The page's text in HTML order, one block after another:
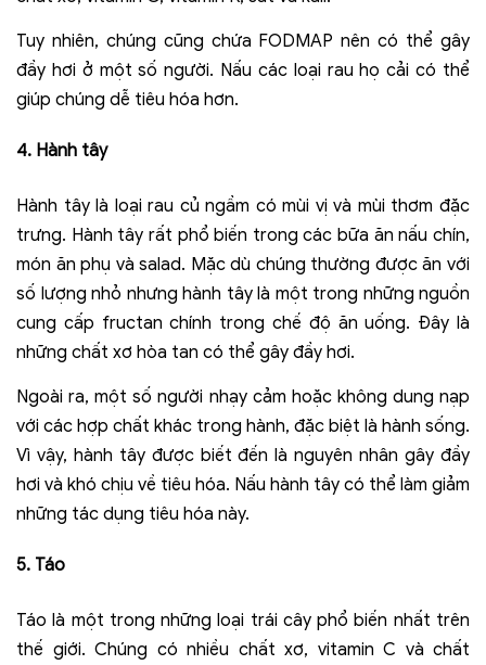
Tuy nhiên, chúng cũng chứa FODMAP nên có thể gây
đầy hơi ở một số người. Nấu các loại rau họ cải có thể
giúp chúng dễ tiêu hóa hơn.
4. Hành tây
Hành tây là loại rau củ ngầm có mùi vị và mùi thơm đặc
trưng. Hành tây rất phổ biến trong các bữa ăn nấu chín,
món ăn phụ và salad. Mặc dù chúng thường được ăn với
số lượng nhỏ nhưng hành tây là một trong những nguồn
cung cấp fructan chính trong chế độ ăn uống. Đây là
những chất xơ hòa tan có thể gây đầy hơi.
Ngoài ra, một số người nhạy cảm hoặc không dung nạp
với các hợp chất khác trong hành, đặc biệt là hành sống.
Vì vậy, hành tây được biết đến là nguyên nhân gây đầy
hơi và khó chịu về tiêu hóa. Nấu hành tây có thể làm giảm
những tác dụng tiêu hóa này.
5. Táo
Táo là một trong những loại trái cây phổ biến nhất trên
thế giới. Chúng có nhiều chất xơ, vitamin C và chất